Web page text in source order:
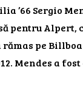
’66 Sergio
pentru Alpert,
rămas pe
Mendes a